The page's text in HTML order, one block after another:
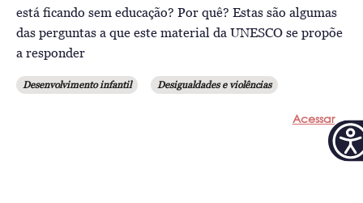
está ficando sem educação? Por quê? Estas são algumas
das perguntas a que este material da UNESCO se propõe
a responder
Desenvolvimento infantil Desigualdades e violências
Acessar